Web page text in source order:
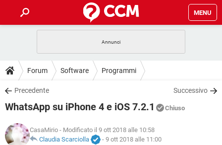
MENU
INTRATTENIMENTO ANDROID
iOS
INSTAGRAM WHATSAPP
TIKTOK
HARDWARE
GUIDE
COVID-19 GAMING
INSTAGRAM WHATSAPP
DOWNLOAD
COVID-19 GAMING
INTRATTENIMENTO
iOS WINDOWS 10
COVID-19 GAMING
GLOSSARIO
Forum Software Programmi
Precedente Successivo
WhatsApp su iPhone 4 e iOS 7.2.1 Chiuso
CasaMirio - Modificato il 9 ott 2018 alle 10:58
Claudia Scarciolla
- 9 ott 2018 alle 11:00